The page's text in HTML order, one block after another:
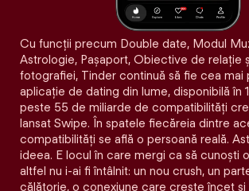
Cu funcții precum Double date, Modul
Astrologie, Pașaport, Obiective de relație
fotografiei, Tinder continuă să fie cea mai
aplicație de dating din lume, disponibilă în
peste 55 de miliarde de compatibilități
lansat Swipe. În spatele fiecăreia dintre
compatibilităţi se află o persoană reală.
ideea. E locul în care mergi ca să cunoști
altfel nu i-ai fi întâlnit: un nou crush, un
călătorie, o conexiune care crește încet și